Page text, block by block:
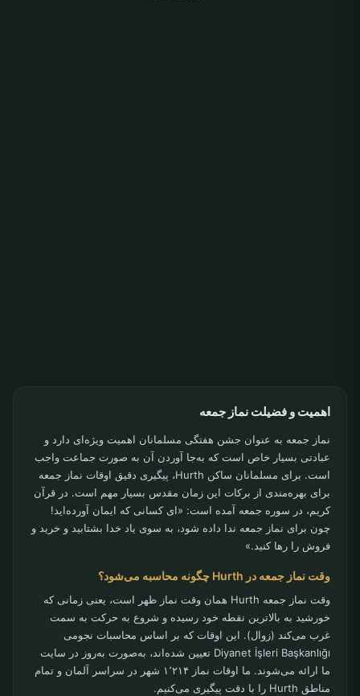
اهمیت و فضیلت نماز جمعه
نماز جمعه به عنوان جشن هفتگی مسلمانان اهمیت ویژه‌ای دارد و
عبادتی بسیار خاص است که به‌جا آوردن آن به صورت جماعت واجب
است. برای مسلمانان ساکن Hurth، پیگیری دقیق اوقات نماز جمعه
برای بهره‌مندی از برکات این زمان مقدس بسیار مهم است. در قرآن
کریم، در سوره جمعه آمده است: «ای کسانی که ایمان آورده‌اید!
چون برای نماز جمعه ندا داده شود، به سوی یاد خدا بشتابید و خرید و
فروش را رها کنید.»
وقت نماز جمعه در Hurth چگونه محاسبه می‌شود؟
وقت نماز جمعه Hurth همان وقت نماز ظهر است، یعنی زمانی که
خورشید به بالاترین نقطه خود رسیده و شروع به حرکت به سمت
غرب می‌کند (زوال). این اوقات که بر اساس محاسبات نجومی
Diyanet İşleri Başkanlığı تعیین شده‌اند، به‌صورت به‌روز در سایت
ما ارائه می‌شوند. ما اوقات نماز ۱٬۲۱۴ شهر در سراسر آلمان و تمام
مناطق Hurth را با دقت پیگیری می‌کنیم.